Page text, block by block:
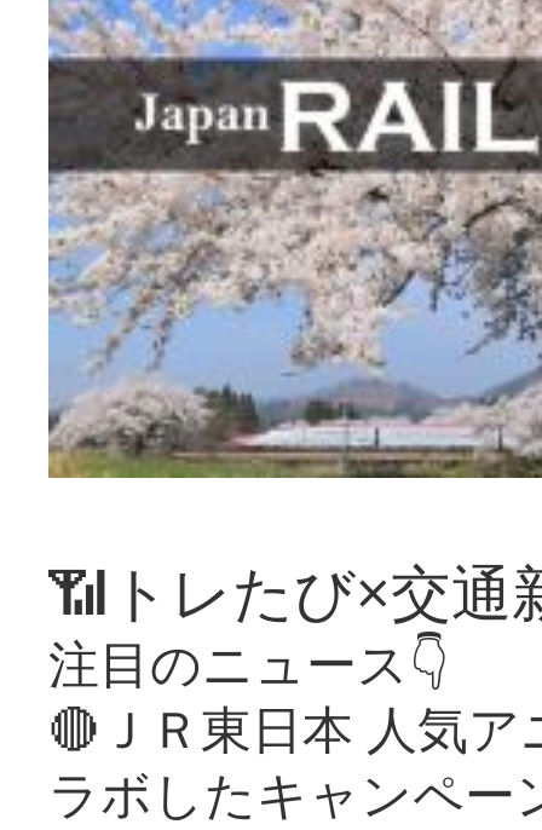
📶トレたび×交通
注目のニュース👇
🔴ＪＲ東日本 人気
ラボしたキャンペー